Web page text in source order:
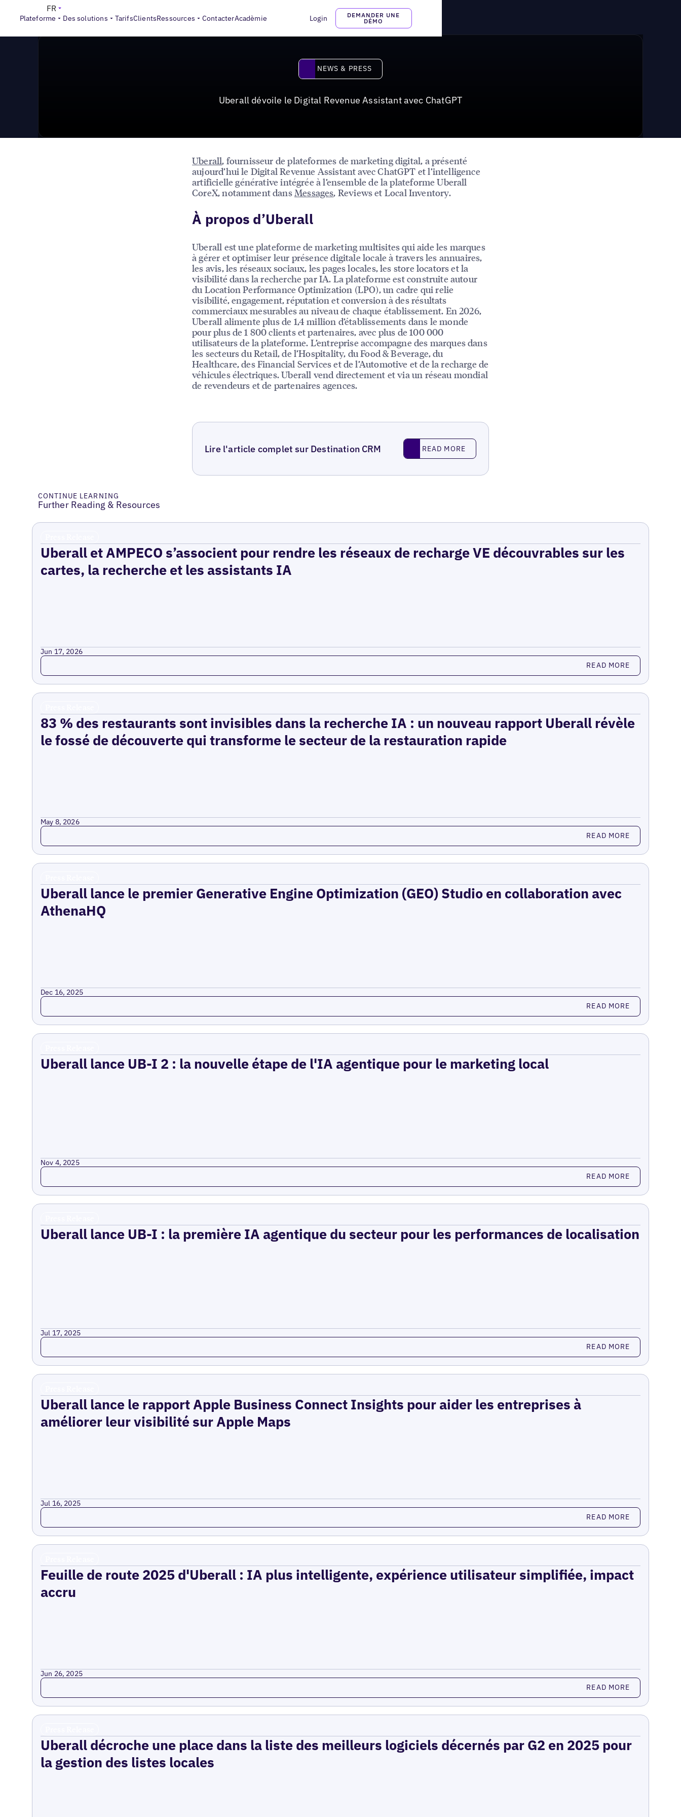
Plateforme Des solutions TarifsClientsRessources ContacterAcadèmie Login
DEMANDER UNE
DÉMO
FR
News & Press
News & Press
NEWS & PRESS
Uberall dévoile le Digital Revenue Assistant avec ChatGPT
Uberall, fournisseur de plateformes de marketing digital, a présenté
aujourd’hui le Digital Revenue Assistant avec ChatGPT et l’intelligence
artificielle générative intégrée à l’ensemble de la plateforme Uberall
CoreX, notamment dans Messages, Reviews et Local Inventory.
À propos d’Uberall
Uberall est une plateforme de marketing multisites qui aide les marques
à gérer et optimiser leur présence digitale locale à travers les annuaires,
les avis, les réseaux sociaux, les pages locales, les store locators et la
visibilité dans la recherche par IA. La plateforme est construite autour
du Location Performance Optimization (LPO), un cadre qui relie
visibilité, engagement, réputation et conversion à des résultats
commerciaux mesurables au niveau de chaque établissement. En 2026,
Uberall alimente plus de 1,4 million d’établissements dans le monde
pour plus de 1 800 clients et partenaires, avec plus de 100 000
utilisateurs de la plateforme. L’entreprise accompagne des marques dans
les secteurs du Retail, de l’Hospitality, du Food & Beverage, du
Healthcare, des Financial Services et de l’Automotive et de la recharge de
véhicules électriques. Uberall vend directement et via un réseau mondial
de revendeurs et de partenaires agences.
Lire l'article complet sur Destination CRM Read More
READ MORE
CONTINUE LEARNING
Further Reading & Resources
Uberall et AMPECO s’associent pour rendre les réseaux de recharge VE découvrables sur les
cartes, la recherche et les assistants IA
Jun 17, 2026
Read more READ MORE
83 % des restaurants sont invisibles dans la recherche IA : un nouveau rapport Uberall révèle
le fossé de découverte qui transforme le secteur de la restauration rapide
May 8, 2026
Read more READ MORE
Uberall lance le premier Generative Engine Optimization (GEO) Studio en collaboration avec
AthenaHQ
Dec 16, 2025
Read more READ MORE
Uberall lance UB-I 2 : la nouvelle étape de l'IA agentique pour le marketing local
Nov 4, 2025
Read more READ MORE
Uberall lance UB-I : la première IA agentique du secteur pour les performances de localisation
Jul 17, 2025
Read more READ MORE
Uberall lance le rapport Apple Business Connect Insights pour aider les entreprises à
améliorer leur visibilité sur Apple Maps
Jul 16, 2025
Read more READ MORE
Feuille de route 2025 d'Uberall : IA plus intelligente, expérience utilisateur simplifiée, impact
accru
Jun 26, 2025
Read more READ MORE
Uberall décroche une place dans la liste des meilleurs logiciels décernés par G2 en 2025 pour
la gestion des listes locales